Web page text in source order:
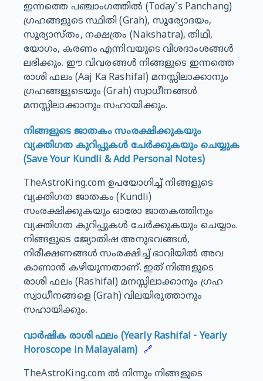
ഇന്നത്തെ പഞ്ചാംഗത്തിൽ (Today's Panchang)
ഗ്രഹങ്ങളുടെ സ്ഥിതി (Grah), സൂര്യോദയം,
സൂര്യാസ്തം, നക്ഷത്രം (Nakshatra), തിഥി,
യോഗം, കരണം എന്നിവയുടെ വിശദാംശങ്ങൾ
ലഭിക്കും. ഈ വിവരങ്ങൾ നിങ്ങളുടെ ഇന്നത്തെ
രാശി ഫലം (Aaj Ka Rashifal) മനസ്സിലാക്കാനും
ഗ്രഹങ്ങളുടെയും (Grah) സ്വാധീനങ്ങൾ
മനസ്സിലാക്കാനും സഹായിക്കും.
നിങ്ങളുടെ ജാതകം സംരക്ഷിക്കുകയും
വ്യക്തിഗത കുറിപ്പുകൾ ചേർക്കുകയും ചെയ്യുക
(Save Your Kundli & Add Personal Notes)
TheAstroKing.com ഉപയോഗിച്ച് നിങ്ങളുടെ
വ്യക്തിഗത ജാതകം (Kundli)
സംരക്ഷിക്കുകയും ഓരോ ജാതകത്തിനും
വ്യക്തിഗത കുറിപ്പുകൾ ചേർക്കുകയും ചെയ്യാം.
നിങ്ങളുടെ ജ്യോതിഷ അനുഭവങ്ങൾ,
നിരീക്ഷണങ്ങൾ സംരക്ഷിച്ച് ഭാവിയിൽ അവ
കാണാൻ കഴിയുന്നതാണ്. ഇത് നിങ്ങളുടെ
രാശി ഫലം (Rashifal) മനസ്സിലാക്കാനും ഗ്രഹ
സ്വാധീനങ്ങളെ (Grah) വിലയിരുത്താനും
സഹായിക്കും.
വാർഷിക രാശി ഫലം (Yearly Rashifal - Yearly
Horoscope in Malayalam) 🔗
TheAstroKing.com ൽ നിന്നും നിങ്ങളുടെ